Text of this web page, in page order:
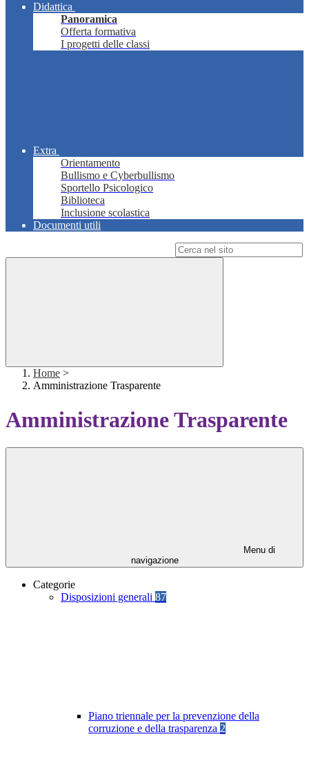
Didattica
Panoramica
Offerta formativa
I progetti delle classi
Extra
Orientamento
Bullismo e Cyberbullismo
Sportello Psicologico
Biblioteca
Inclusione scolastica
Documenti utili
Home >
Amministrazione Trasparente
Amministrazione Trasparente
Menu di
navigazione
Categorie
Disposizioni generali 87
Piano triennale per la prevenzione della
corruzione e della trasparenza 2